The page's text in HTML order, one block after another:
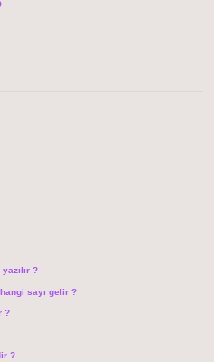
?
sayı gelir ?
?
?